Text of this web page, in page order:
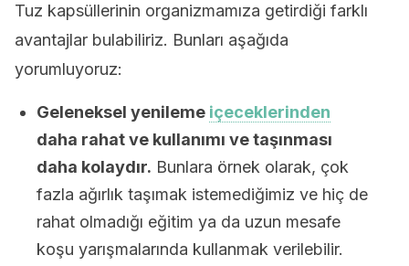
Tuz kapsüllerinin organizmamıza getirdiği farklı
avantajlar bulabiliriz. Bunları aşağıda
yorumluyoruz:
Geleneksel yenileme içeceklerinden
daha rahat ve kullanımı ve taşınması
daha kolaydır. Bunlara örnek olarak, çok
fazla ağırlık taşımak istemediğimiz ve hiç de
rahat olmadığı eğitim ya da uzun mesafe
koşu yarışmalarında kullanmak verilebilir.